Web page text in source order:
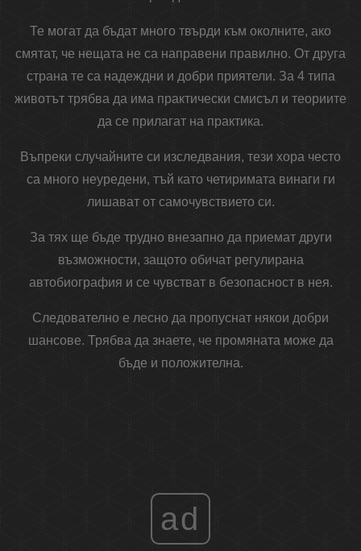
Те могат да бъдат много твърди към околните, ако
смятат, че нещата не са направени правилно. От друга
страна те са надеждни и добри приятели. За 4 типа
животът трябва да има практически смисъл и теориите
да се прилагат на практика.
Въпреки случайните си изследвания, тези хора често
са много неуредени, тъй като четиримата винаги ги
лишават от самочувствието си.
За тях ще бъде трудно внезапно да приемат други
възможности, защото обичат регулирана
автобиография и се чувстват в безопасност в нея.
Следователно е лесно да пропуснат някои добри
шансове. Трябва да знаете, че промяната може да
бъде и положителна.
ad